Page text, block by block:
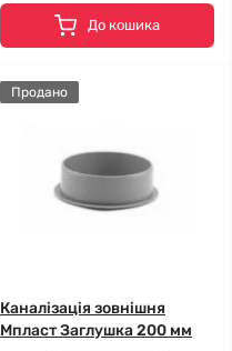
До кошика
Продано
Каналізація зовнішня
Мпласт Заглушка 200 мм